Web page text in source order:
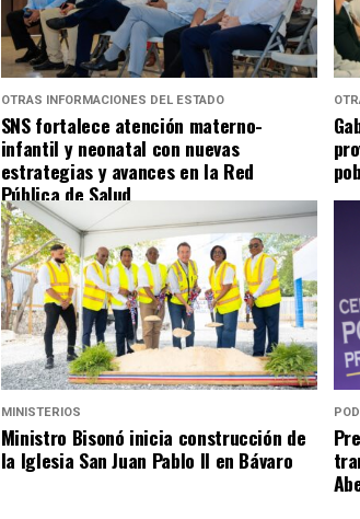
OTRAS INFORMACIONES DEL ESTADO
SNS fortalece atención materno-
infantil y neonatal con nuevas
estrategias y avances en la Red
Pública de Salud
MINISTERIOS
Ministro Bisonó inicia construcción de
la Iglesia San Juan Pablo II en Bávaro